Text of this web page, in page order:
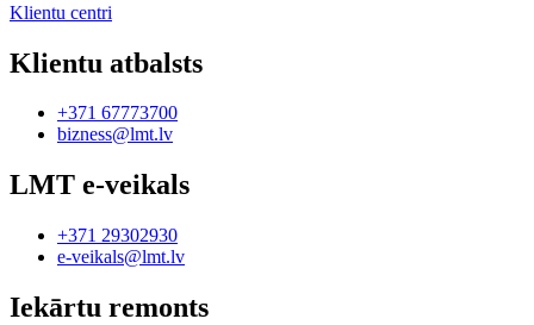
Klientu centri
Klientu atbalsts
+371 67773700
bizness@lmt.lv
LMT e-veikals
+371 29302930
e-veikals@lmt.lv
Iekārtu remonts